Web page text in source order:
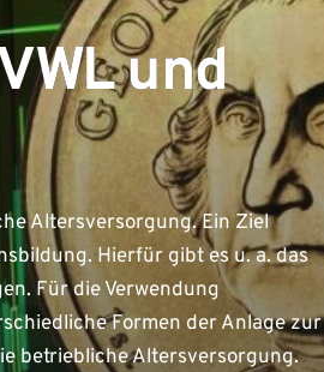
und
Altersversorgung. Ein Ziel
Hierfür gibt es u. a. das
Für die Verwendung
Formen der Anlage zur
betriebliche Altersversorgung.